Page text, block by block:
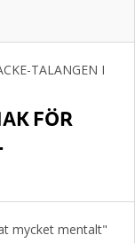
FÖR